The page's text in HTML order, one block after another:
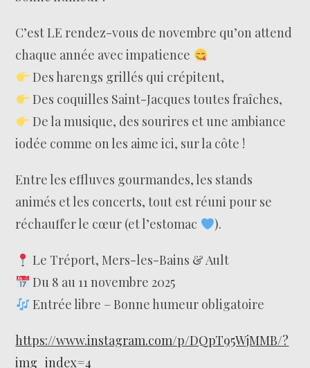
C’est LE rendez-vous de novembre qu’on attend
chaque année avec impatience
Des harengs grillés qui crépitent,
Des coquilles Saint-Jacques toutes fraîches,
De la musique, des sourires et une ambiance
iodée comme on les aime ici, sur la côte !
Entre les effluves gourmandes, les stands
animés et les concerts, tout est réuni pour se
réchauffer le cœur (et l’estomac
).
Le Tréport, Mers-les-Bains & Ault
Du 8 au 11 novembre 2025
Entrée libre – Bonne humeur obligatoire
https://www.instagram.com/p/DQpT95WjMMB/?
img_index=4